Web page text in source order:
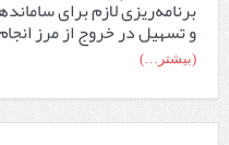
برنامه‌ریزی لازم برای
و تسهیل در خروج از مرز
(بیشتر…)